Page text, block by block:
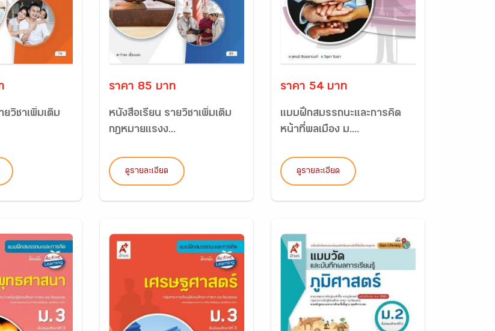
ยวิชาเพิ่มเติม
ราคา 85 บาท
หนังสือเรียน รายวิชาเพิ่มเติม
กฏหมายแรงง...
ดูรายละเอียด
ราคา 54 บาท
แบบฝึกสมรรถนะและการคิด
หน้าที่พลเมือง ม....
ดูรายละเอียด